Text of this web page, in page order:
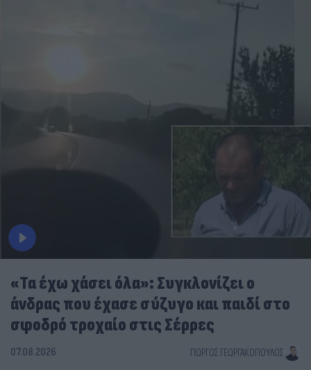
«Τα έχω χάσει όλα»: Συγκλονίζει ο
άνδρας που έχασε σύζυγο και παιδί στο
σφοδρό τροχαίο στις Σέρρες
07.08.2026 ΓΙΏΡΓΟΣ ΓΕΩΡΓΑΚΌΠΟΥΛΟΣ